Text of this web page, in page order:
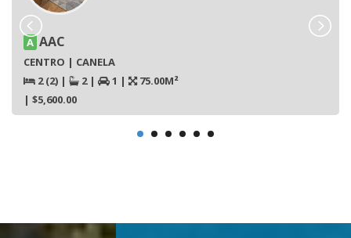
A AAC
CENTRO | CANELA
2 (2) | 2 | 1 |
75.00M²
| $5,600.00